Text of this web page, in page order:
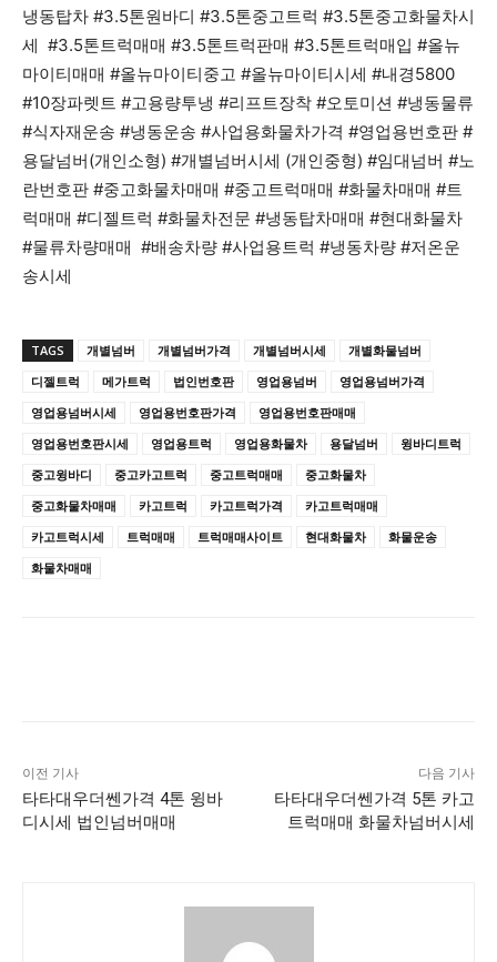
냉동탑차 #3.5톤원바디 #3.5톤중고트럭 #3.5톤중고화물차시
세 #3.5톤트럭매매 #3.5톤트럭판매 #3.5톤트럭매입 #올뉴
마이티매매 #올뉴마이티중고 #올뉴마이티시세 #내경5800
#10장파렛트 #고용량투냉 #리프트장착 #오토미션 #냉동물류
#식자재운송 #냉동운송 #사업용화물차가격 #영업용번호판 #
용달넘버(개인소형) #개별넘버시세 (개인중형) #임대넘버 #노
란번호판 #중고화물차매매 #중고트럭매매 #화물차매매 #트
럭매매 #디젤트럭 #화물차전문 #냉동탑차매매 #현대화물차
#물류차량매매 #배송차량 #사업용트럭 #냉동차량 #저온운
송시세
TAGS 개별넘버 개별넘버가격 개별넘버시세
개별화물넘버
디젤트럭
메가트럭 법인번호판 영업용넘버
영업용넘버가격
영업용넘버시세
영업용번호판가격
영업용번호판매매
영업용번호판시세
영업용트럭 영업용화물차 용달넘버
윙바디트럭
중고윙바디
중고카고트럭 중고트럭매매
중고화물차
중고화물차매매
카고트럭 카고트럭가격
카고트럭매매
카고트럭시세
트럭매매 트럭매매사이트 현대화물차
화물운송
화물차매매
이전 기사
타타대우더쎈가격 4톤 윙바
디시세 법인넘버매매
다음 기사
타타대우더쎈가격 5톤 카고
트럭매매 화물차넘버시세